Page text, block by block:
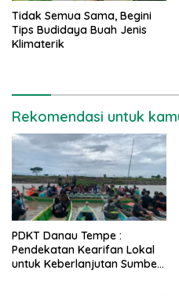
Tidak Semua Sama, Begini
Tips Budidaya Buah Jenis
Klimaterik
Rekomendasi untuk
PDKT Danau Tempe :
Pendekatan Kearifan Lokal
untuk Keberlanjutan Sumber